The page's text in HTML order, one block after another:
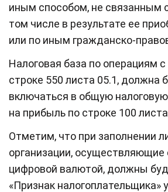
иным способом, не связанным
том числе в результате ее
или по иным гражданско-
Налоговая база по операциям
строке 550 листа 05.1, должна
включаться в общую налоговую
на прибыль по строке 100
Отметим, что при заполнении
организации, осуществляющие
цифровой валютой, должны
«Признак налогоплательщика»